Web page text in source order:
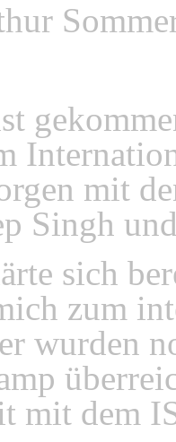
mit
Singh
sich
zum
wurden
mit dem